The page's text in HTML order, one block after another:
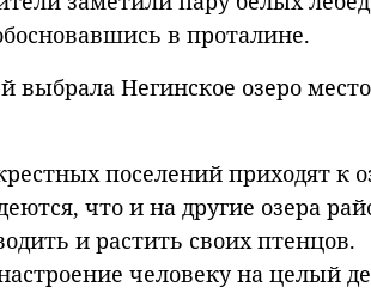
в проталине.
выбрала Негинское озеро
поселений приходят к
что и на другие озера
и растить своих птенцов.
человеку на целый